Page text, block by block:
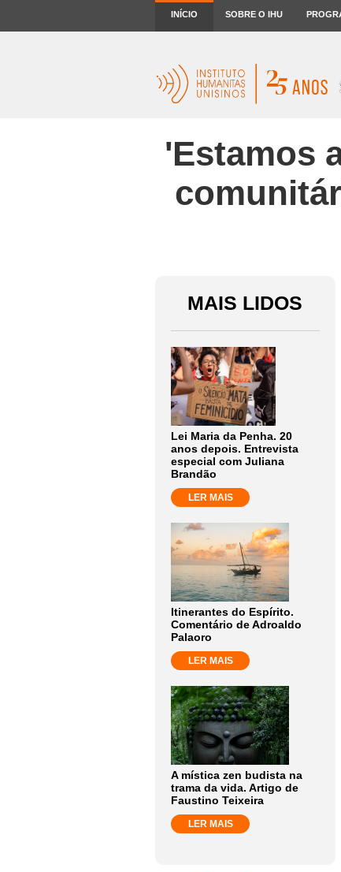
INÍCIO SOBRE O IHU
'Estamos
MAIS LIDOS
Lei Maria da Penha. 20
anos depois. Entrevista
especial com Juliana
Brandão
LER MAIS
Itinerantes do Espírito.
Comentário de Adroaldo
Palaoro
LER MAIS
A mística zen budista na
trama da vida. Artigo de
Faustino Teixeira
LER MAIS